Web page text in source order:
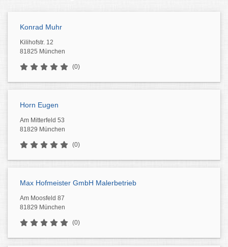
Konrad Muhr
Kilihofstr. 12
81825 München
(0)
Horn Eugen
Am Mitterfeld 53
81829 München
(0)
Max Hofmeister GmbH Malerbetrieb
Am Moosfeld 87
81829 München
(0)